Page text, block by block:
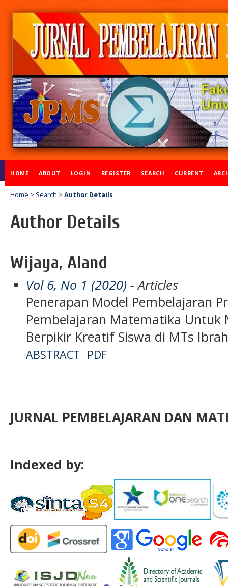
HOME ABOUT LOGIN REGISTER SEARCH CURRENT
Home > Search > Author Details
Author Details
Wijaya, Aland
Vol 6, No 1 (2020) - Articles
Penerapan Model Pembelajaran
Pembelajaran Matematika
Berpikir Kreatif Siswa di MTs
ABSTRACT PDF
JURNAL PEMBELAJARAN DAN
Indexed by: